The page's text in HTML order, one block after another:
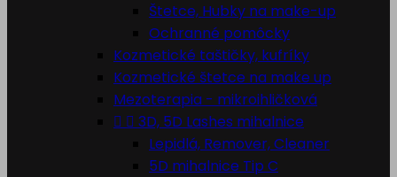
Štetce, Hubky na make-up
Ochranné pomôcky
Kozmetické taštičky, kufríky
Kozmetické štetce na make up
Mezoterapia - mikroihličková
  3D, 5D Lashes mihalnice
Lepidlá, Remover, Cleaner
5D mihalnice Tip C